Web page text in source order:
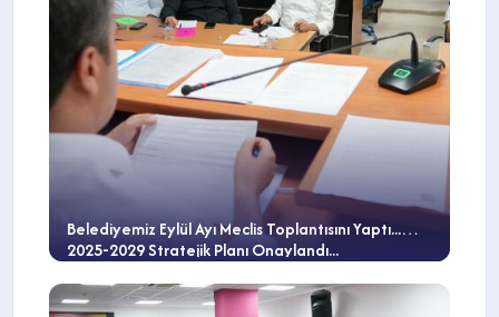
Belediyemiz Eylül Ayı Meclis Toplantısını Yaptı...
2025-2029 Stratejik Planı Onaylandı...